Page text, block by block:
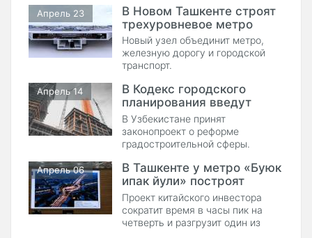
цифровой инфраструктуре,
туризме и развитии новых жилых
массивов в регионах страны.
Апрель 23
В Новом Ташкенте строят
трехуровневое метро
Новый узел объединит метро,
железную дорогу и городской
транспорт.
Апрель 14
В Кодекс городского
планирования введут
понятие «генерального
плана»
В Узбекистане принят
законопроект о реформе
градостроительной сферы.
Апрель 06
В Ташкенте у метро «Буюк
ипак йули» построят
двухуровневую развязку
и тоннель
Проект китайского инвестора
сократит время в часы пик на
четверть и разгрузит один из